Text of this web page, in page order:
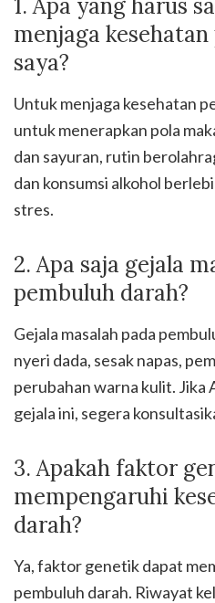
1. Apa yang harus
menjaga
saya?
Untuk menjaga kesehatan
untuk menerapkan pola
dan sayuran, rutin
dan konsumsi alkohol
stres.
2. Apa saja gejala
pembuluh darah?
Gejala masalah pada
nyeri dada, sesak napas,
perubahan warna kulit. Jika
gejala ini, segera
3. Apakah faktor
mempengaruhi
darah?
Ya, faktor genetik dapat
pembuluh darah. Riwayat